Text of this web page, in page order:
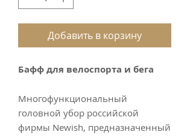
Добавить в корзину
Бафф для велоспорта и бега
Многофункциональный
головной убор российской
фирмы Newish, предназначенный